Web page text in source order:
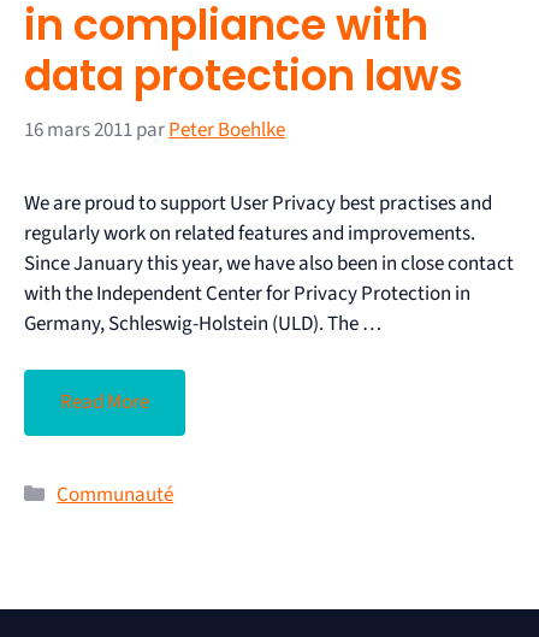
in compliance with
data protection laws
16 mars 2011parPeter Boehlke
We are proud to support User Privacy best practises and
regularly work on related features and improvements.
Since January this year, we have also been in close contact
with the Independent Center for Privacy Protection in
Germany, Schleswig-Holstein (ULD). The …
Read More
Communauté